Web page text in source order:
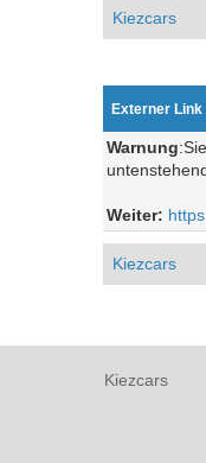
Kiezcars
Externer Link
Warnung
Weiter:
Kiezcars
Kiezcars